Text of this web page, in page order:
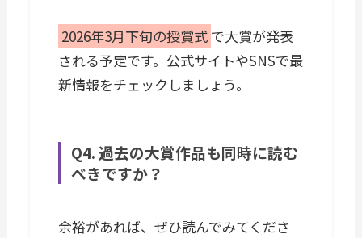
2026年3月下旬の授賞式 で大賞が発表
される予定です。公式サイトやSNSで最
新情報をチェックしましょう。
Q4. 過去の大賞作品も同時に読む
べきですか？
余裕があれば、ぜひ読んでみてくださ